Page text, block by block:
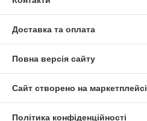
Доставка та оплата
Повна версія сайту
Сайт створено на маркетплейсі
Політика конфіденційності